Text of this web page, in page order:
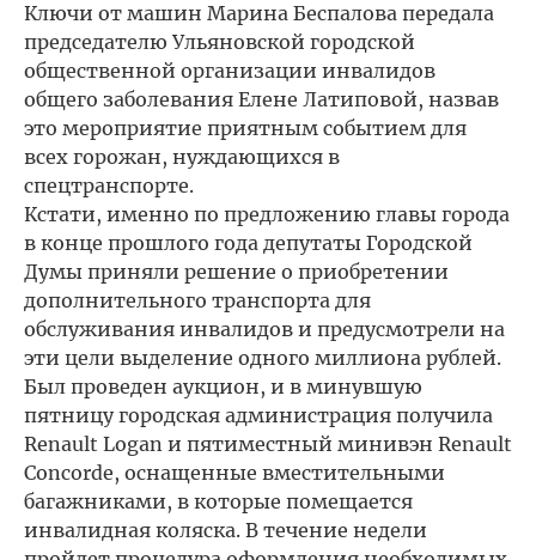
Ключи от машин Марина Беспалова передала
председателю Ульяновской городской
общественной организации инвалидов
общего заболевания Елене Латиповой, назвав
это мероприятие приятным событием для
всех горожан, нуждающихся в
спецтранспорте.
Кстати, именно по предложению главы города
в конце прошлого года депутаты Городской
Думы приняли решение о приобретении
дополнительного транспорта для
обслуживания инвалидов и предусмотрели на
эти цели выделение одного миллиона рублей.
Был проведен аукцион, и в минувшую
пятницу городская администрация получила
Renault Logan и пятиместный минивэн Renault
Concorde, оснащенные вместительными
багажниками, в которые помещается
инвалидная коляска. В течение недели